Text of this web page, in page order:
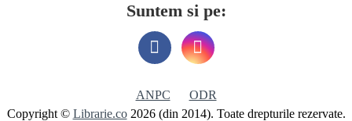
Suntem si pe:
ANPC
ODR
Copyright © Librarie.co 2026 (din 2014). Toate drepturile rezervate.